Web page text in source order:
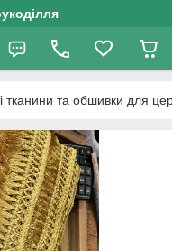
тканини та обшивки для